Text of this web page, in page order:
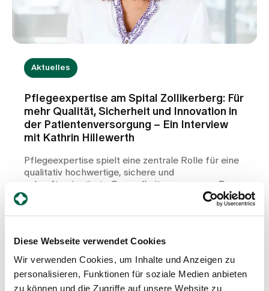
Diese Webseite verwendet Cookies
Wir verwenden Cookies, um Inhalte und Anzeigen zu
personalisieren, Funktionen für soziale Medien anbieten
zu können und die Zugriffe auf unsere Website zu
Aktuelles
Pflegeexpertise am Spital Zollikerberg: Für
mehr Qualität, Sicherheit und Innovation in
der Patientenversorgung – Ein Interview
mit Kathrin Hillewerth
Pflegeexpertise spielt eine zentrale Rolle für eine
qualitativ hochwertige, sichere und
zukunftsorientierte Gesundheitsversorgung. Doch
was verbirgt sich hinter dem Begriff
Pflegeexpertise, welche Aufgaben übernehmen
ihrer Arbeit? In diesem Interview gibt Kathrin
Hillewerth Einblicke in die Bedeutung
zwischen Forschung und Praxis sowie die